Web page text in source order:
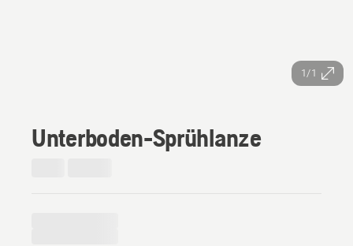
1/1
Unterboden-Sprühlanze